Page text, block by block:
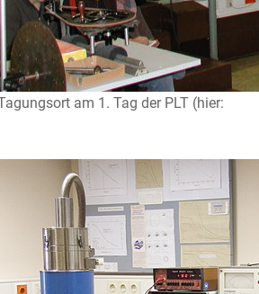
am 1. Tag der PLT (hier: